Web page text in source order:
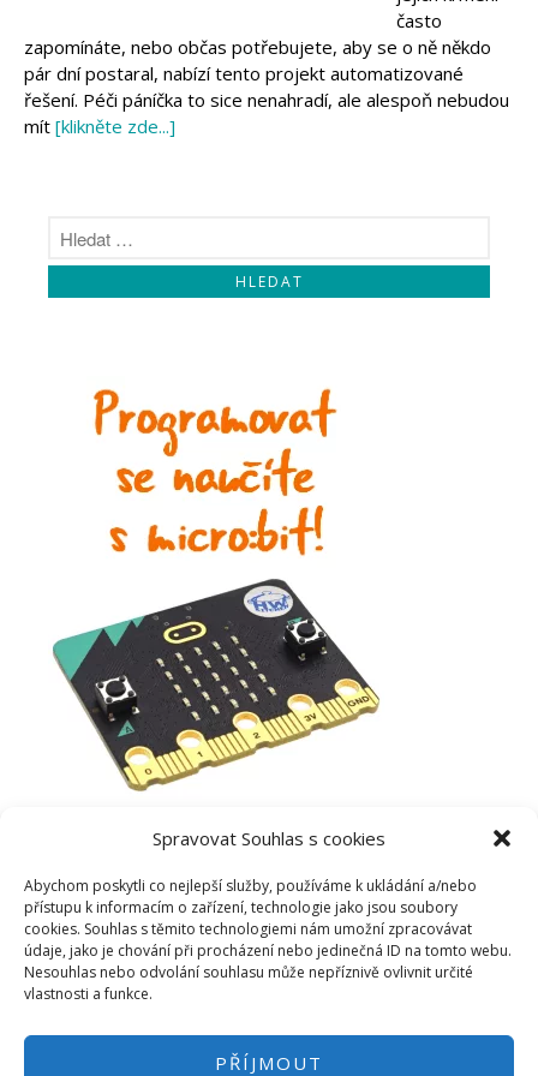
Spravovat Souhlas s cookies
Abychom poskytli co nejlepší služby, používáme k ukládání a/nebo
přístupu k informacím o zařízení, technologie jako jsou soubory
cookies. Souhlas s těmito technologiemi nám umožní zpracovávat
údaje, jako je chování při procházení nebo jedinečná ID na tomto webu.
Nesouhlas nebo odvolání souhlasu může nepříznivě ovlivnit určité
vlastnosti a funkce.
PŘÍJMOUT
Videa
Koupit
často
zapomínáte, nebo občas potřebujete, aby se o ně někdo
pár dní postaral, nabízí tento projekt automatizované
řešení. Péči páníčka to sice nenahradí, ale alespoň nebudou
mít [klikněte zde...]